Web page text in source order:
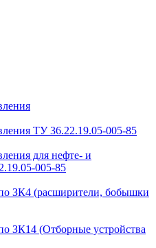
ТУ 36.22.19.05-005-85
для нефте- и
005-85
ЗК4 (расширители, бобышки
ЗК14 (Отборные устройства